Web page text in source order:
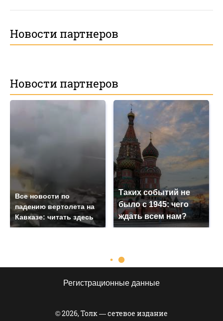
Новости партнеров
Новости партнеров
Все новости по
падению вертолета на
Кавказе: читать здесь
Таких событий не
было с 1945: чего
ждать всем нам?
Регистрационные данные
© 2026, Толк — сетевое издание